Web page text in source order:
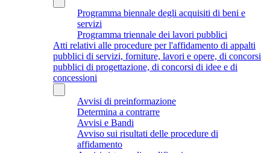
Programma biennale degli acquisiti di beni e
servizi
Programma triennale dei lavori pubblici
Atti relativi alle procedure per l'affidamento di appalti
pubblici di servizi, forniture, lavori e opere, di concorsi
pubblici di progettazione, di concorsi di idee e di
concessioni
Avvisi di preinformazione
Determina a contrarre
Avvisi e Bandi
Avviso sui risultati delle procedure di
affidamento